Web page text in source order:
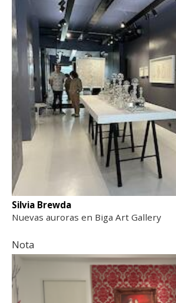
Silvia Brewda
Nuevas auroras en Biga Art Gallery
Nota